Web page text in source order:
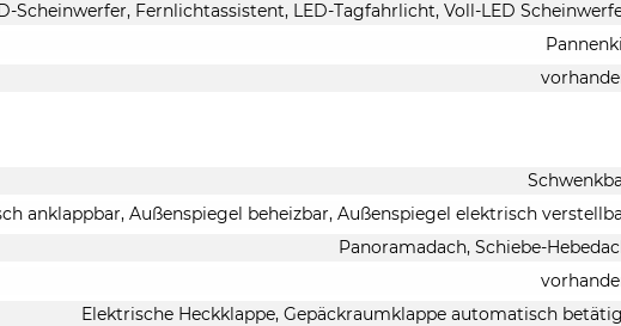
Scheinwerfer, Fernlichtassistent, LED-Tagfahrlicht, Voll-LED
anklappbar, Außenspiegel beheizbar, Außenspiegel elektrisch
Panoramadach, Schiebe-
Elektrische Heckklappe, Gepäckraumklappe automatisch